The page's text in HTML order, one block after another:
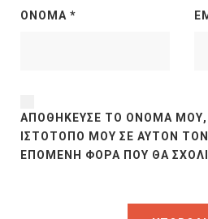
ΌΝΟΜΑ *
ΑΠΟΘΉΚΕΥΣΕ ΤΟ ΌΝΟΜΆ ΜΟΥ,
ΙΣΤΌΤΟΠΟ ΜΟΥ ΣΕ ΑΥΤΌΝ
ΕΠΌΜΕΝΗ ΦΟΡΆ ΠΟΥ ΘΑ